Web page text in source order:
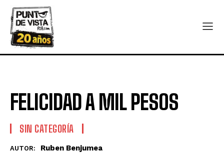
FELICIDAD A MIL PESOS
SIN CATEGORÍA
AUTOR: Ruben Benjumea